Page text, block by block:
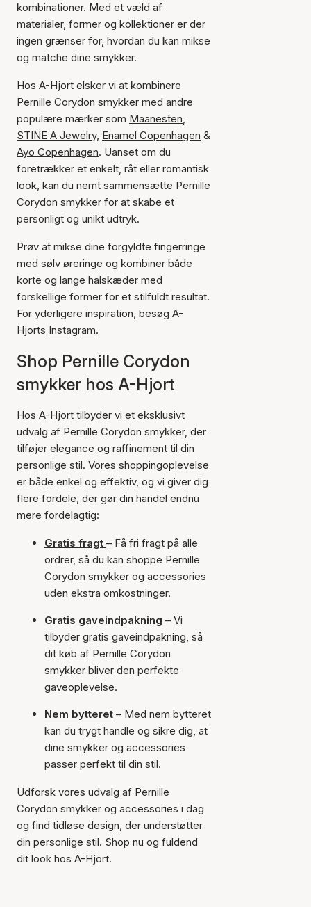
kombinationer. Med et væld af
materialer, former og kollektioner er der
ingen grænser for, hvordan du kan mikse
og matche dine smykker.
Hos A-Hjort elsker vi at kombinere
Pernille Corydon smykker med andre
populære mærker som Maanesten,
STINE A Jewelry, Enamel Copenhagen &
Ayo Copenhagen. Uanset om du
foretrækker et enkelt, råt eller romantisk
look, kan du nemt sammensætte Pernille
Corydon smykker for at skabe et
personligt og unikt udtryk.
Prøv at mikse dine forgyldte fingerringe
med sølv øreringe og kombiner både
korte og lange halskæder med
forskellige former for et stilfuldt resultat.
For yderligere inspiration, besøg A-
Hjorts Instagram.
Shop Pernille Corydon
smykker hos A-Hjort
Hos A-Hjort tilbyder vi et eksklusivt
udvalg af Pernille Corydon smykker, der
tilføjer elegance og raffinement til din
personlige stil. Vores shoppingoplevelse
er både enkel og effektiv, og vi giver dig
flere fordele, der gør din handel endnu
mere fordelagtig:
Gratis fragt – Få fri fragt på alle
ordrer, så du kan shoppe Pernille
Corydon smykker og accessories
uden ekstra omkostninger.
Gratis gaveindpakning – Vi
tilbyder gratis gaveindpakning, så
dit køb af Pernille Corydon
smykker bliver den perfekte
gaveoplevelse.
Nem bytteret – Med nem bytteret
kan du trygt handle og sikre dig, at
dine smykker og accessories
passer perfekt til din stil.
Udforsk vores udvalg af Pernille
Corydon smykker og accessories i dag
og find tidløse design, der understøtter
din personlige stil. Shop nu og fuldend
dit look hos A-Hjort.